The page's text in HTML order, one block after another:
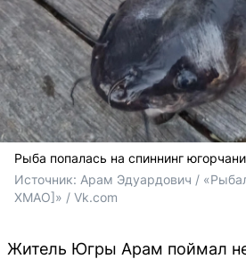
Рыба попалась на спиннинг
Источник: Арам Эдуардович /
ХМАО]» / Vk.com
Житель Югры Арам поймал